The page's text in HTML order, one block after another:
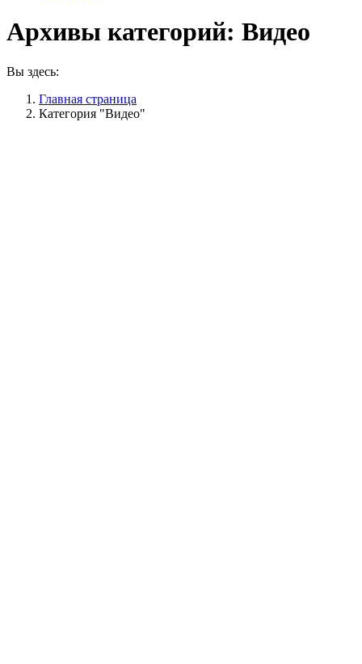
Архивы категорий: Видео
Вы здесь:
Главная страница
Категория "Видео"